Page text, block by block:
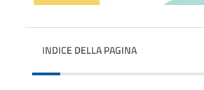
INDICE DELLA PAGINA